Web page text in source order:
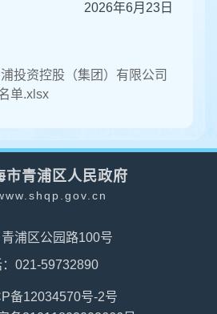
2026年6月23日
投资控股（集团）有限公司
单.xlsx
市青浦区人民政府
浦区公园路100号
：021-59732890
备12034570号-2号